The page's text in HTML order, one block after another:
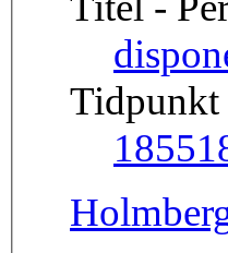
Tidpunkt
1855